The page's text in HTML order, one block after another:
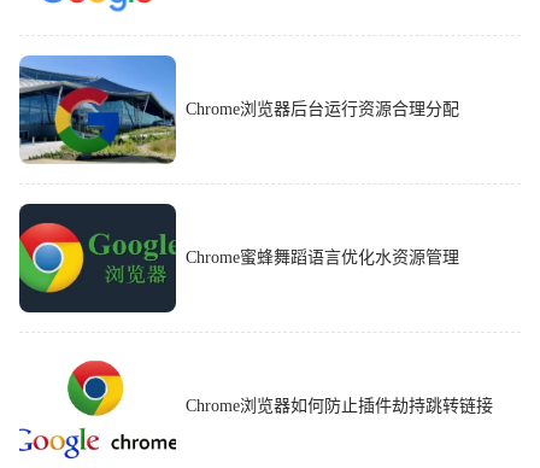
Chrome浏览器后台运行资源合理分配
Chrome蜜蜂舞蹈语言优化水资源管理
Chrome浏览器如何防止插件劫持跳转链接